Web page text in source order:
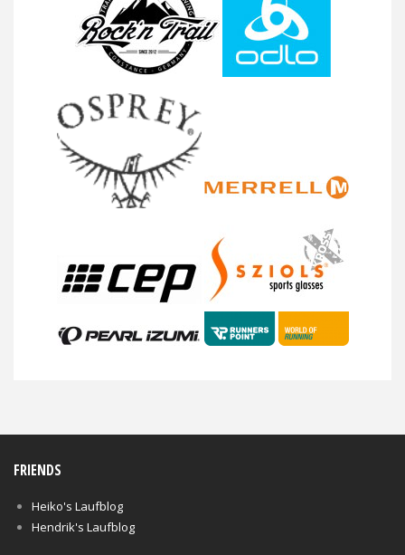
FRIENDS
Heiko's Laufblog
Hendrik's Laufblog